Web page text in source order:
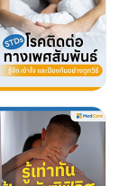
แผลริมแข็ง